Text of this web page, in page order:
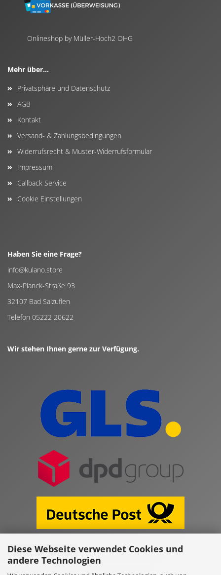
Diese Webseite verwendet Cookies und
andere Technologien
Onlineshop by Müller-Hoch2 OHG
Mehr über...
Privatsphäre und Datenschutz
AGB
Kontakt
Versand- & Zahlungsbedingungen
Widerrufsrecht & Muster-Widerrufsformular
Impressum
Callback Service
Cookie Einstellungen
Haben Sie eine Frage?
info@kulano.store
Max-Planck-Straße 93
32107 Bad Salzuflen
Telefon 05222 20622
Wir stehen Ihnen gerne zur Verfügung.
Vertrag widerrufen